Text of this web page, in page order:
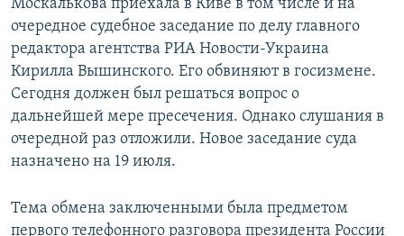
Москалькова приехала в Киве в том числе и на
очередное судебное заседание по делу главного
редактора агентства РИА Новости-Украина
Кирилла Вышинского. Его обвиняют в госизмене.
Сегодня должен был решаться вопрос о
дальнейшей мере пресечения. Однако слушания в
очередной раз отложили. Новое заседание суда
назначено на 19 июля.
Тема обмена заключенными была предметом
первого телефонного разговора президента России